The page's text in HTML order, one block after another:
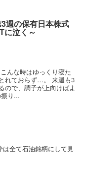
週の保有日本株式
泣く～
んな時はゆっくり寝た
れておらず…。 来週も3
ので、調子が上向けばよ
り...
は全て石油銘柄にして見